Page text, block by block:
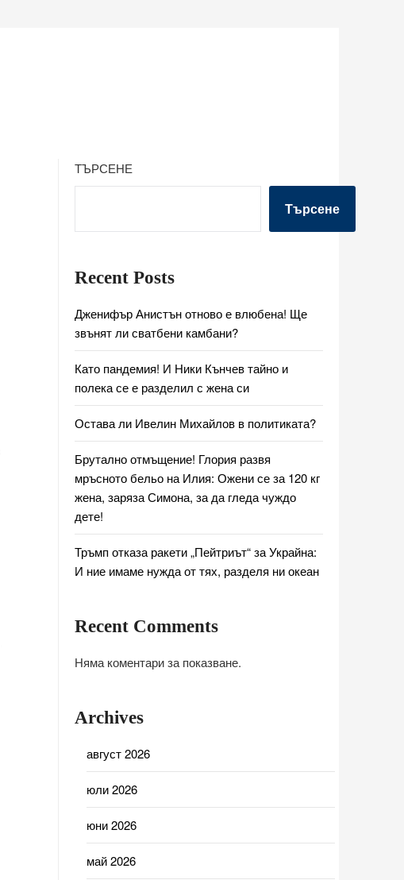
ТЪРСЕНЕ
Търсене
Recent Posts
Дженифър Анистън отново е влюбена! Ще
звънят ли сватбени камбани?
Като пандемия! И Ники Кънчев тайно и
полека се е разделил с жена си
Остава ли Ивелин Михайлов в политиката?
Брутално отмъщение! Глория развя
мръсното бельо на Илия: Ожени се за 120 кг
жена, заряза Симона, за да гледа чуждо
дете!
Тръмп отказа ракети „Пейтриът“ за Украйна:
И ние имаме нужда от тях, разделя ни океан
Recent Comments
Няма коментари за показване.
Archives
август 2026
юли 2026
юни 2026
май 2026